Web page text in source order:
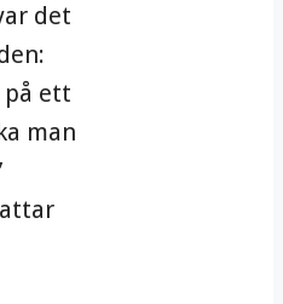
det
på ett
man